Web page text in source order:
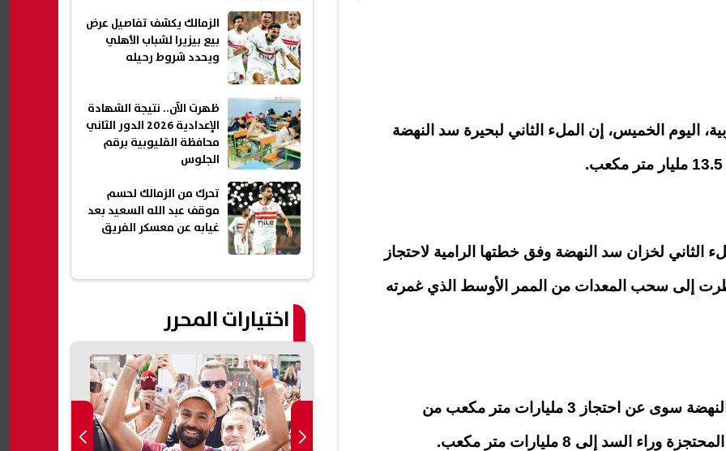
اليوم الخميس، إن الملء الثاني لبحيرة سد النهضة
الثاني لخزان سد النهضة وفق خطتها الرامية لاحتجاز
إلى سحب المعدات من الممر الأوسط الذي غمرته
ولم يثمر الملء الثاني لسد النهضة سوى عن احتجاز 3 مليارات متر مكعب من
السد إلى 8 مليارات متر مكعب.
الزمالك يكشف تفاصيل عرض
بيع بيزيرا لشباب الأهلي
ويحدد شروط رحيله
ظهرت الآن.. نتيجة الشهادة
الإعدادية 2026 الدور الثاني
محافظة القليوبية برقم
الجلوس
تحرك من الزمالك لحسم
موقف عبد الله السعيد بعد
غيابه عن معسكر الفريق
اختيارات المحرر